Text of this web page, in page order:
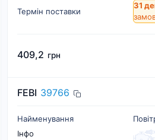
Термін поставки
31
409,2 грн
FEBI 39766
Найменування
Інфо